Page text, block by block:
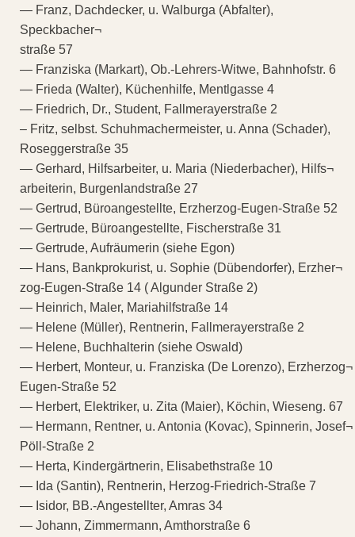
— Franz, Dachdecker, u. Walburga (Abfalter),
Speckbacher¬
straße 57
— Franziska (Markart), Ob.-Lehrers-Witwe, Bahnhofstr. 6
— Frieda (Walter), Küchenhilfe, Mentlgasse 4
— Friedrich, Dr., Student, Fallmerayerstraße 2
– Fritz, selbst. Schuhmachermeister, u. Anna (Schader),
Roseggerstraße 35
— Gerhard, Hilfsarbeiter, u. Maria (Niederbacher), Hilfs¬
arbeiterin, Burgenlandstraße 27
— Gertrud, Büroangestellte, Erzherzog-Eugen-Straße 52
— Gertrude, Büroangestellte, Fischerstraße 31
— Gertrude, Aufräumerin (siehe Egon)
— Hans, Bankprokurist, u. Sophie (Dübendorfer), Erzher¬
zog-Eugen-Straße 14 ( Algunder Straße 2)
— Heinrich, Maler, Mariahilfstraße 14
— Helene (Müller), Rentnerin, Fallmerayerstraße 2
— Helene, Buchhalterin (siehe Oswald)
— Herbert, Monteur, u. Franziska (De Lorenzo), Erzherzog¬
Eugen-Straße 52
— Herbert, Elektriker, u. Zita (Maier), Köchin, Wieseng. 67
— Hermann, Rentner, u. Antonia (Kovac), Spinnerin, Josef¬
Pöll-Straße 2
— Herta, Kindergärtnerin, Elisabethstraße 10
— Ida (Santin), Rentnerin, Herzog-Friedrich-Straße 7
— Isidor, BB.-Angestellter, Amras 34
— Johann, Zimmermann, Amthorstraße 6